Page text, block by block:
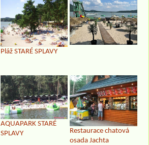
Pláž STARÉ SPLAVY
AQUAPARK STARÉ
SPLAVY
Restaurace chatová
osada Jachta